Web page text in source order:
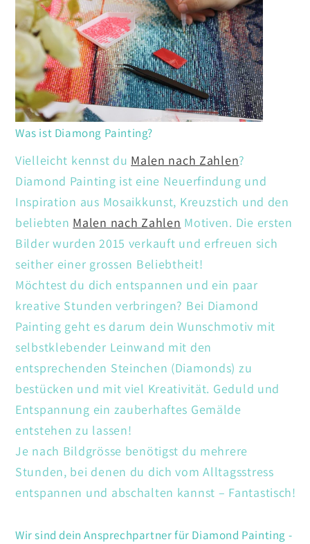
Was ist Diamong Painting?
Vielleicht kennst du Malen nach Zahlen?
Diamond Painting ist eine Neuerfindung und
Inspiration aus Mosaikkunst, Kreuzstich und den
beliebten Malen nach Zahlen Motiven. Die ersten
Bilder wurden 2015 verkauft und erfreuen sich
seither einer grossen Beliebtheit!
Möchtest du dich entspannen und ein paar
kreative Stunden verbringen? Bei Diamond
Painting geht es darum dein Wunschmotiv mit
selbstklebender Leinwand mit den
entsprechenden Steinchen (Diamonds) zu
bestücken und mit viel Kreativität. Geduld und
Entspannung ein zauberhaftes Gemälde
entstehen zu lassen!
Je nach Bildgrösse benötigst du mehrere
Stunden, bei denen du dich vom Alltagsstress
entspannen und abschalten kannst – Fantastisch!
Wir sind dein Ansprechpartner für Diamond Painting -